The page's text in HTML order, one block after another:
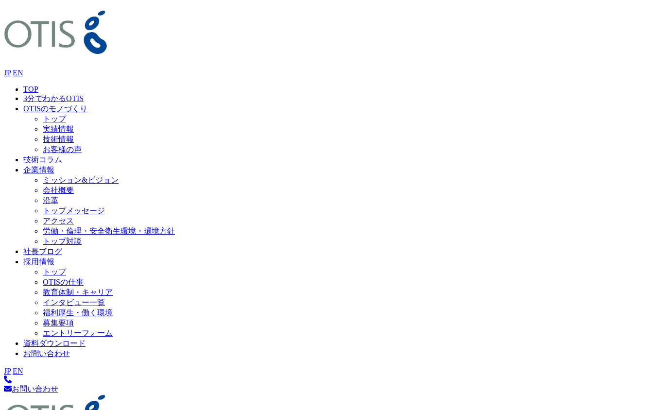
JP EN
TOP
3分でわかるOTIS
OTISのモノづくり
トップ
実績情報
技術情報
お客様の声
技術コラム
企業情報
ミッション&ビジョン
会社概要
沿革
トップメッセージ
アクセス
労働・倫理・安全衛生環境・環境方針
トップ対談
社長ブログ
採用情報
トップ
OTISの仕事
教育体制・キャリア
インタビュー一覧
福利厚生・働く環境
募集要項
エントリーフォーム
資料ダウンロード
お問い合わせ
JP EN
お問い合わせ